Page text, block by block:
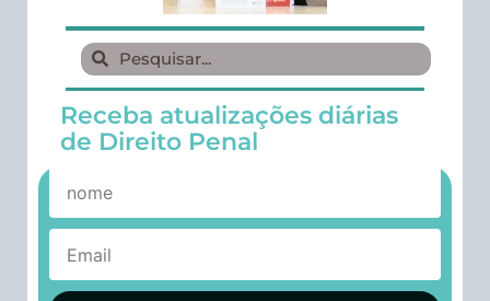
Receba atualizações diárias
de Direito Penal